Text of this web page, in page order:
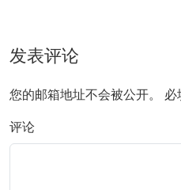
发表评论
您的邮箱地址不会被公开。 必
评论